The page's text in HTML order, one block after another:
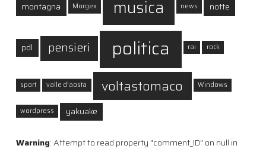
montagna Morgex musica news notte
pdl pensieri politica rai rock
sport valle d'aosta voltastomaco Windows
wordpress yakuake
Warning: Attempt to read property "comment_ID" on null in